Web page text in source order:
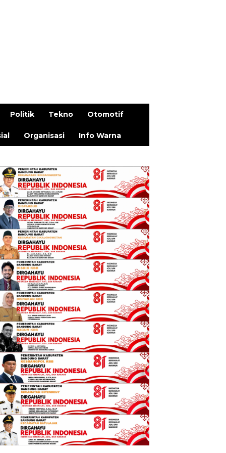
Politik Tekno Otomotif
Organisasi Info Warna